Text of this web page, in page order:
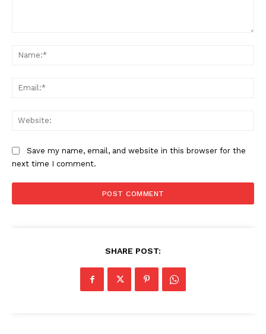
Save my name, email, and website in this browser for the
next time I comment.
SHARE POST: